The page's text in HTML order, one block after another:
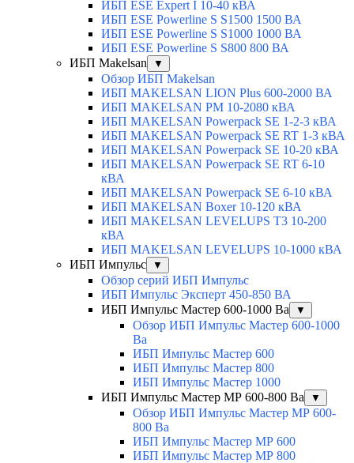
ИБП ESE Expert I 10-40 кВА
ИБП ESE Powerline S S1500 1500 ВА
ИБП ESE Powerline S S1000 1000 ВА
ИБП ESE Powerline S S800 800 ВА
ИБП Makelsan
▼
Обзор ИБП Makelsan
ИБП MAKELSAN LION Plus 600-2000 ВА
ИБП MAKELSAN PM 10-2080 кВА
ИБП MAKELSAN Powerpack SE 1-2-3 кВА
ИБП MAKELSAN Powerpack SE RT 1-3 кВА
ИБП MAKELSAN Powerpack SE 10-20 кВА
ИБП MAKELSAN Powerpack SE RT 6-10
кВА
ИБП MAKELSAN Powerpack SE 6-10 кВА
ИБП MAKELSAN Boxer 10-120 кВА
ИБП MAKELSAN LEVELUPS T3 10-200
кВА
ИБП MAKELSAN LEVELUPS 10-1000 кВА
ИБП Импульс
▼
Обзор серий ИБП Импульс
ИБП Импульс Эксперт 450-850 ВА
ИБП Импульс Мастер 600-1000 Ва
▼
Обзор ИБП Импульс Мастер 600-1000
Ва
ИБП Импульс Мастер 600
ИБП Импульс Мастер 800
ИБП Импульс Мастер 1000
ИБП Импульс Мастер МР 600-800 Ва
▼
Обзор ИБП Импульс Мастер МР 600-
800 Ва
ИБП Импульс Мастер МР 600
ИБП Импульс Мастер МР 800